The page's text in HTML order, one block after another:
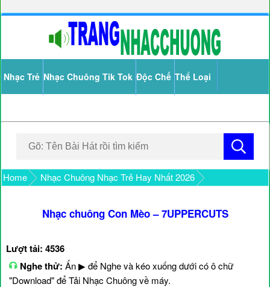
Nhạc Trẻ Nhạc Chuông Tik Tok Độc Chế Thể Loại
Home Nhạc Chuông Nhạc Trẻ Hay Nhất 2026
Nhạc chuông Con Mèo – 7UPPERCUTS
Lượt tải: 4536
Nghe thử: Ấn ▶ để Nghe và kéo xuống dưới có ô chữ
"Download" để Tải Nhạc Chuông về máy.